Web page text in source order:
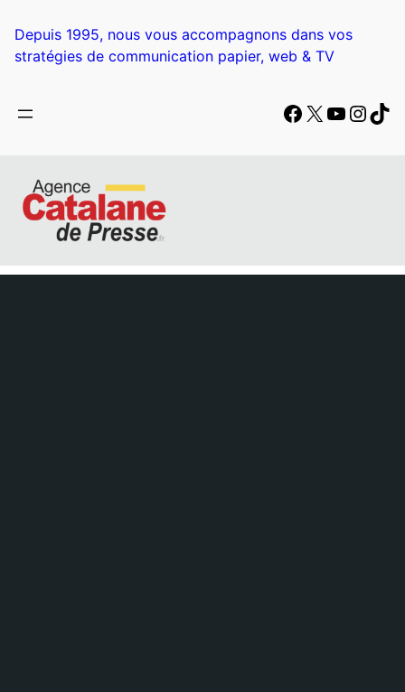
contenu
Depuis 1995, nous vous accompagnons dans vos
stratégies de communication papier, web & TV
Facebook
X